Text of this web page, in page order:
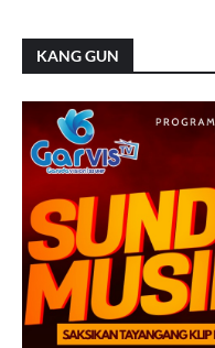
KANG GUN